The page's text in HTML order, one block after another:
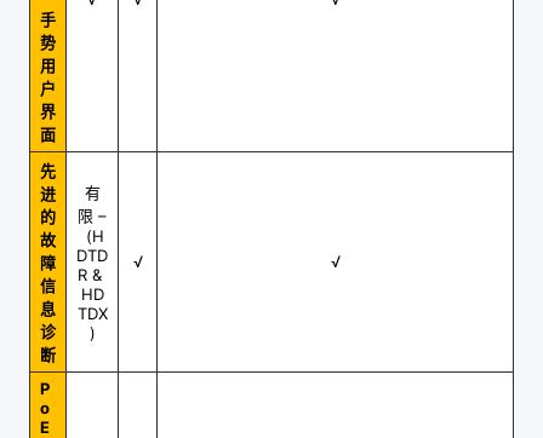
手
势
用
户
界
面
先
进
的
故
障
信
息
诊
断
有
限 –
(H
DTD
R &
HD
TDX
)
√ √
P
o
E